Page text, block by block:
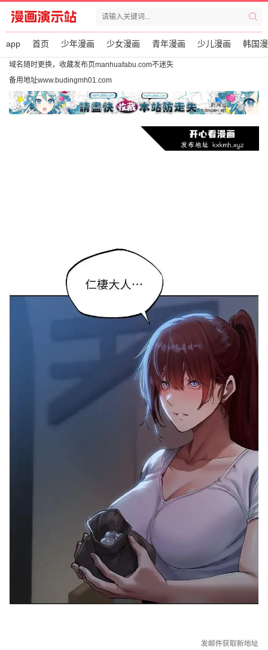
app 首页 少年漫画 少女漫画 青年漫画 少儿漫画 韩国
域名随时更换，收藏发布页manhuafabu.com不迷失
备用地址www.budingmh01.com